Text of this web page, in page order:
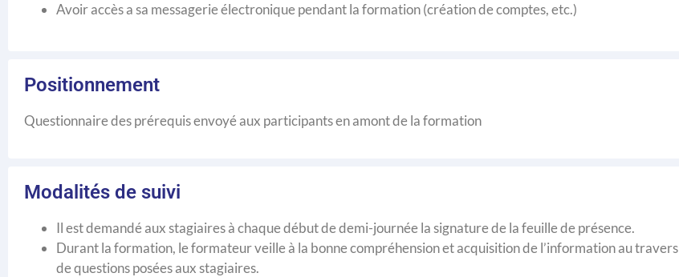
Avoir accès a sa messagerie électronique pendant la formation (création de comptes, etc.)
Positionnement
Questionnaire des prérequis envoyé aux participants en amont de la formation
Modalités de suivi
Il est demandé aux stagiaires à chaque début de demi-journée la signature de la feuille de présence.
Durant la formation, le formateur veille à la bonne compréhension et acquisition de l’information au travers
de questions posées aux stagiaires.